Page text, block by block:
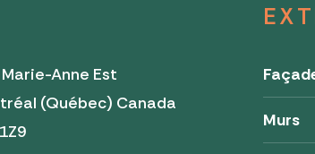
Anne Est
(Québec) Canada
Murs